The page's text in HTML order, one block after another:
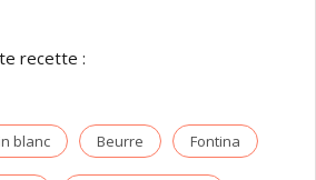
recette :
blanc Beurre Fontina